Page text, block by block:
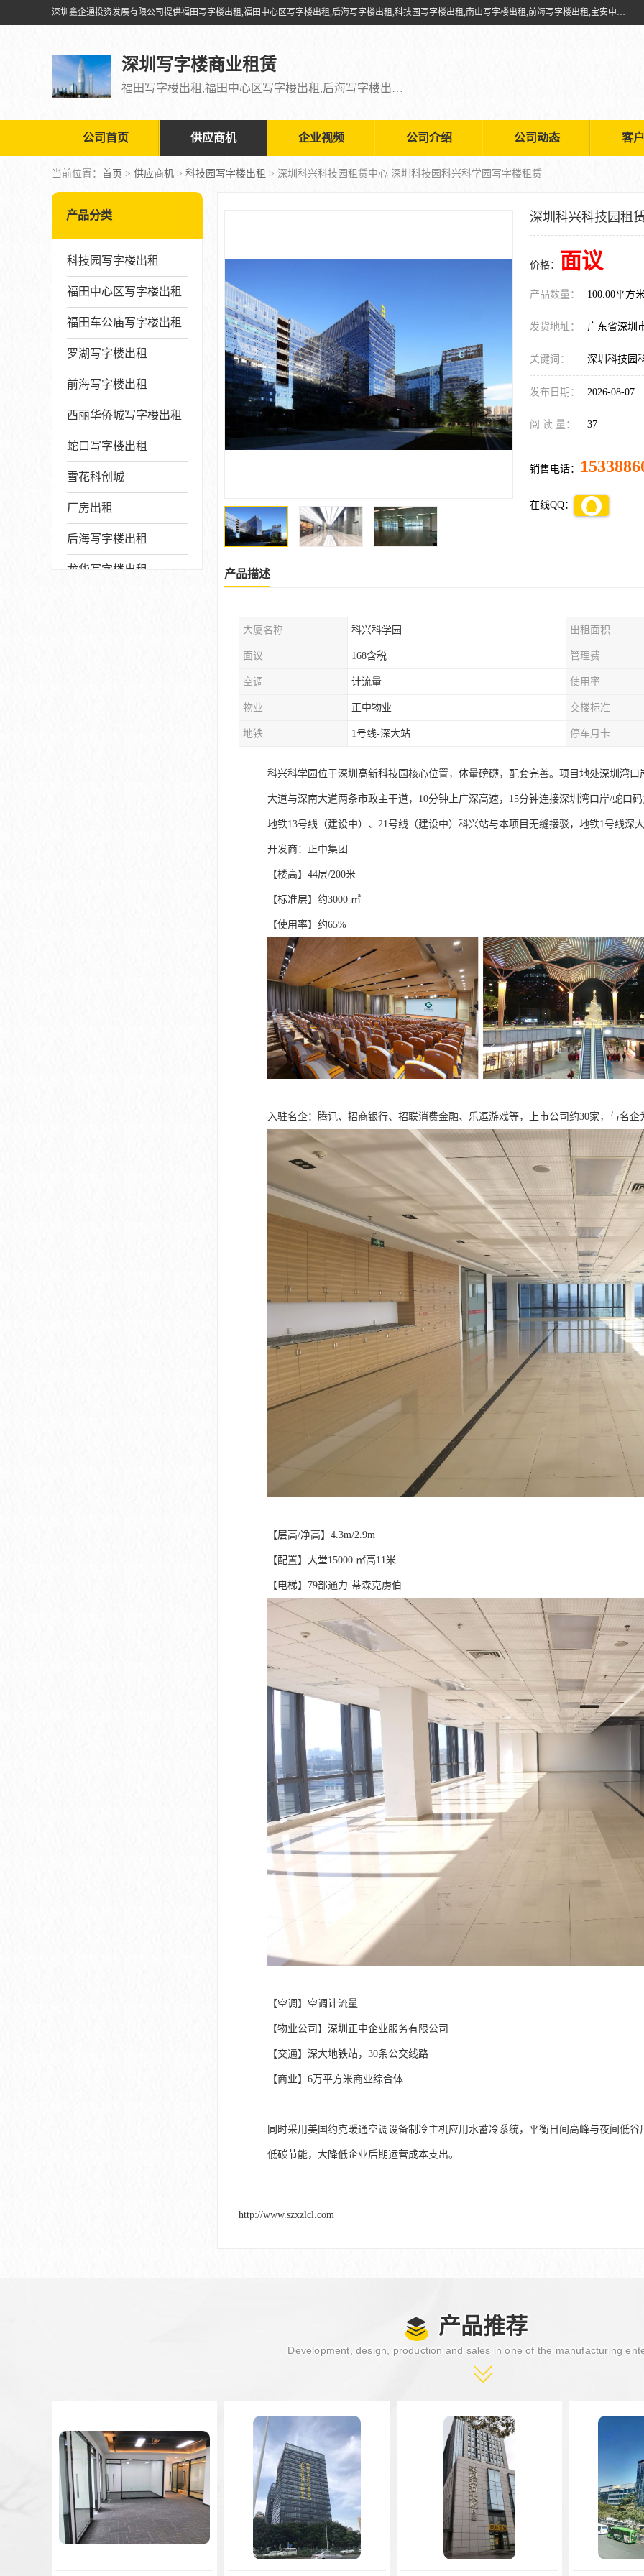
深圳鑫企通投资发展有限公司提供福田写字楼出租,福田中心区写字楼出租,后海写字楼出租,科技园写字楼出租,南山写字楼出租,前海写字楼出租,宝安中心写字楼出租,车公庙写字楼出租,深圳写字楼出租，欢迎有需要的朋友前来咨询。
深圳写字楼商业租赁
福田写字楼出租,福田中心区写字楼出租,后海写字楼出租,科技园写字楼出租,南山写字楼出租,前海写字楼出租,宝安中心写字楼出租
公司首页 供应商机 企业视频 公司介绍 公司动态 客
当前位置： 首页 > 供应商机 > 科技园写字楼出租 > 深圳科兴科技园租赁中心 深圳科技园科兴科学园写字楼租赁
产品分类
科技园写字楼出租
福田中心区写字楼出租
福田车公庙写字楼出租
罗湖写字楼出租
前海写字楼出租
西丽华侨城写字楼出租
蛇口写字楼出租
雪花科创城
厂房出租
后海写字楼出租
龙华写字楼出租
深圳科兴科技园租
价格： 面议
产品数量： 100.00平方
发货地址： 广东省深圳
关键词： 深圳科技园
发布日期： 2026-08-07
阅 读 量： 37
销售电话：
在线QQ：
产品描述
大厦名称 科兴科学园 出租面积
面议 168含税 管理费
空调 计流量 使用率
物业 正中物业 交楼标准
地铁 1号线-深大站 停车月卡
科兴科学园位于深圳高新科技园核心位置，体量磅礴，配套完善。项目地处深圳湾
大道与深南大道两条市政主干道，10分钟上广深高速，15分钟连接深圳湾口岸/蛇口
地铁13号线（建设中）、21号线（建设中）科兴站与本项目无缝接驳，地铁1号线深
开发商：正中集团
【楼高】44层/200米
【标准层】约3000 ㎡
【使用率】约65%
入驻名企：腾讯、招商银行、招联消费金融、乐逗游戏等，上市公司约30家，与名企
【层高/净高】4.3m/2.9m
【配置】大堂15000 ㎡高11米
【电梯】79部通力-蒂森克虏伯
【空调】空调计流量
【物业公司】深圳正中企业服务有限公司
【交通】深大地铁站，30条公交线路
【商业】6万平方米商业综合体
——————————————
同时采用美国约克暖通空调设备制冷主机应用水蓄冷系统，平衡日间高峰与夜间低
低碳节能，大降低企业后期运营成本支出。
http://www.szxzlcl.com
产品推荐
Development, design, production and sales in one of the manufacturing